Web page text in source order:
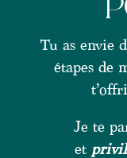
Tu as envie
étapes de
Je te
et